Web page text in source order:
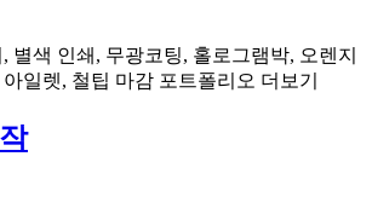
별색 인쇄, 무광코팅, 홀로그램박, 오렌지
일렛, 철팁 마감 포트폴리오 더보기